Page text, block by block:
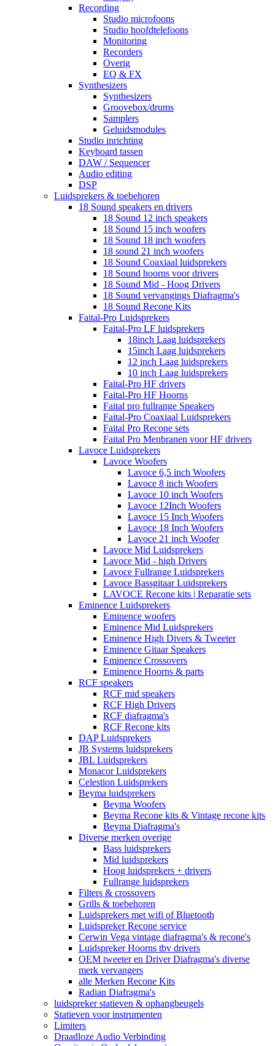
Recording
Studio microfoons
Studio hoofdtelefoons
Monitoring
Recorders
Overig
EQ & FX
Synthesizers
Synthesizers
Groovebox/drums
Samplers
Geluidsmodules
Studio inrichting
Keyboard tassen
DAW / Sequencer
Audio editing
DSP
Luidsprekers & toebehoren
18 Sound speakers en drivers
18 Sound 12 inch speakers
18 Sound 15 inch woofers
18 Sound 18 inch woofers
18 sound 21 inch woofers
18 Sound Coaxiaal luidsprekers
18 Sound hoorns voor drivers
18 Sound Mid - Hoog Drivers
18 Sound vervangings Diafragma's
18 Sound Recone Kits
Faital-Pro Luidsprekers
Faital-Pro LF luidsprekers
18inch Laag luidsprekers
15inch Laag luidsprekers
12 inch Laag luidsprekers
10 inch Laag luidsprekers
Faital-Pro HF drivers
Faital-Pro HF Hoorns
Faital pro fullrange Speakers
Faital-Pro Coaxiaal Luidsprekers
Faital Pro Recone sets
Faital Pro Menbranen voor HF drivers
Lavoce Luidsprekers
Lavoce Woofers
Lavoce 6,5 inch Woofers
Lavoce 8 inch Woofers
Lavoce 10 inch Woofers
Lavoce 12Inch Woofers
Lavoce 15 Inch Woofers
Lavoce 18 Inch Woofers
Lavoce 21 inch Woofer
Lavoce Mid Luidsprekers
Lavoce Mid - high Drivers
Lavoce Fullrange Luidsprekers
Lavoce Bassgitaar Luidsprekers
LAVOCE Recone kits | Reparatie sets
Eminence Luidsprekers
Eminence woofers
Eminence Mid Luidsprekers
Eminence High Divers & Tweeter
Eminence Gitaar Speakers
Eminence Crossovers
Eminence Hoorns & parts
RCF speakers
RCF mid speakers
RCF High Drivers
RCF diafragma's
RCF Recone kits
DAP Luidsprekers
JB Systems luidsprekers
JBL Luidsprekers
Monacor Luidsprekers
Celestion Luidsprekers
Beyma luidsprekers
Beyma Woofers
Beyma Recone kits & Vintage recone kits
Beyma Diafragma's
Diverse merken overige
Bass luidsprekers
Mid luidsprekers
Hoog luidsprekers + drivers
Fullrange luidsprekers
Filters & crossovers
Grills & toebehoren
Luidsprekers met wifi of Bluetooth
Luidspreker Recone service
Cerwin Vega vintage diafragma's & recone's
Luidspreker Hoorns tbv drivers
OEM tweeter en Driver Diafragma's diverse
merk vervangers
alle Merken Recone Kits
Radian Diafragma's
luidspreker statieven & ophangbeugels
Statieven voor instrumenten
Limiters
Draadloze Audio Verbinding